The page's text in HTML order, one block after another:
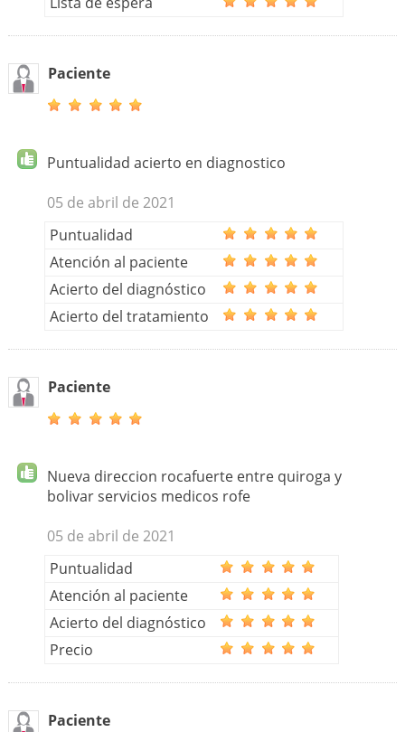
Paciente
Puntualidad acierto en diagnostico
05 de abril de 2021
Puntualidad
Atención al paciente
Acierto del diagnóstico
Acierto del tratamiento
Paciente
Nueva direccion rocafuerte entre quiroga y
bolivar servicios medicos rofe
05 de abril de 2021
Puntualidad
Atención al paciente
Acierto del diagnóstico
Precio
Paciente